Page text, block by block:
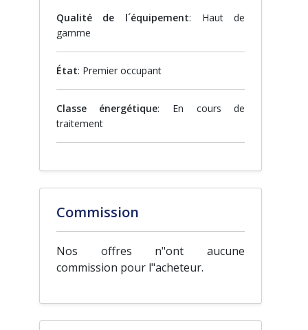
Qualité de l´équipement: Haut de
gamme
État: Premier occupant
Classe énergétique: En cours de
traitement
Commission
Nos offres n"ont aucune
commission pour l"acheteur.